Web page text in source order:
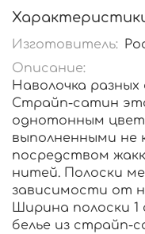
Изготовитель:
Описание:
Наволочка
Страйп-сатин
однотонным
выполненными не
посредством
нитей. Полоски
зависимости от
Ширина полоски
белье из страйп-